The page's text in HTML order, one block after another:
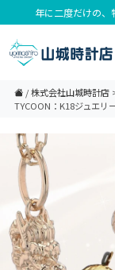
年に二度だけの
/株式会社山城時計店
TYCOON：K18ジュエリ